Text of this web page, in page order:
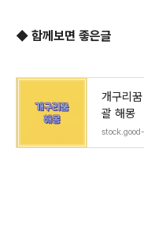
◆ 함께보면 좋은글
개구리
괄 해몽